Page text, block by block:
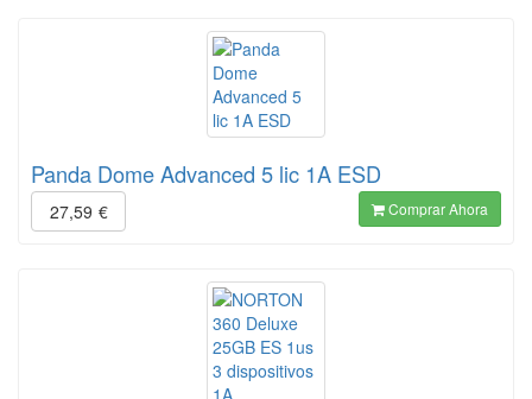
Panda Dome Advanced 5 lic 1A ESD
27,59 € Comprar Ahora